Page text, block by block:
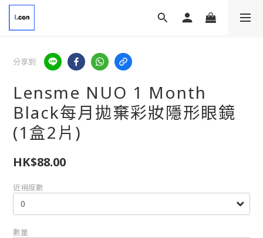
分享到
Lensme NUO 1 Month
Black每月拋棄彩妝隱形眼鏡
(1盒2片)
HK$88.00
近視度數
數量